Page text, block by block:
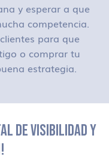
y esperar a que
competencia.
para que
o comprar tu
estrategia.
DE VISIBILIDAD Y